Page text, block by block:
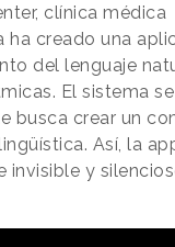
clínica médica
ha creado una
del lenguaje
El sistema
busca crear un
Así, la
invisible y